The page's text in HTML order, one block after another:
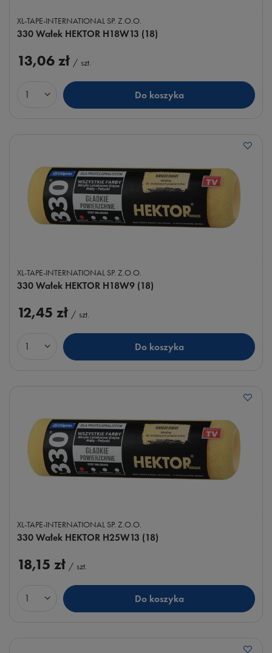
XL-TAPE-INTERNATIONAL SP. Z.O.O.
330 Wałek HEKTOR H18W13 (18)
13,06 zł / szt.
Ilość produktów Do koszyka
XL-TAPE-INTERNATIONAL SP. Z.O.O.
330 Wałek HEKTOR H18W9 (18)
12,45 zł / szt.
Ilość produktów Do koszyka
XL-TAPE-INTERNATIONAL SP. Z.O.O.
330 Wałek HEKTOR H25W13 (18)
18,15 zł / szt.
Ilość produktów Do koszyka